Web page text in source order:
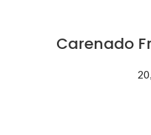
Carenado